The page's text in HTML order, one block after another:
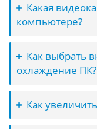
Какая
компьютере?
Как выбрать
охлаждение ПК?
Как